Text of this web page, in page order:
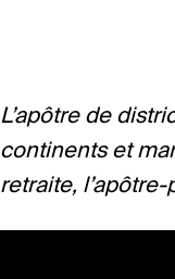
L’apôtre de
continents et
retraite, l’apôtre-